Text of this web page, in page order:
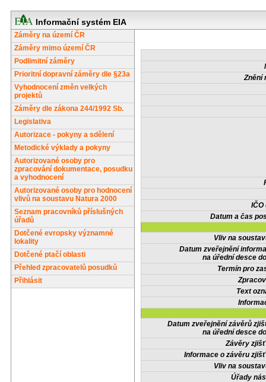
Informační systém EIA
Záměry na území ČR
Záměry mimo území ČR
Podlimitní záměry
Prioritní dopravní záměry dle §23a
Vyhodnocení změn velkých
projektů
Záměry dle zákona 244/1992 Sb.
Legislativa
Autorizace - pokyny a sdělení
Metodické výklady a pokyny
Autorizované osoby pro
zpracování dokumentace, posudku
a vyhodnocení
Autorizované osoby pro hodnocení
vlivů na soustavu Natura 2000
Seznam pracovníků příslušných
úřadů
Dotčené evropsky významné
lokality
Dotčené ptačí oblasti
Přehled zpracovatelů posudků
Přihlásit
Znění
IČO
Datum a čas
Vliv na
Datum zveřejnění
na úřední desce
Termín pro
Text
Datum zveřejnění závěrů
na úřední desce
Závěry
Informace o závěru
Vliv na
Úřady